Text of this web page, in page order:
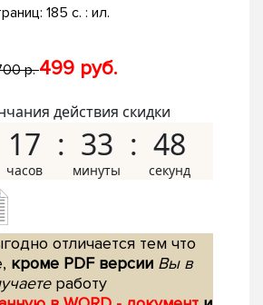
185 с. : ил.
р.499 руб.
действия скидки
17 33 47
отличается тем что
кроме PDF версии Вы в
работу